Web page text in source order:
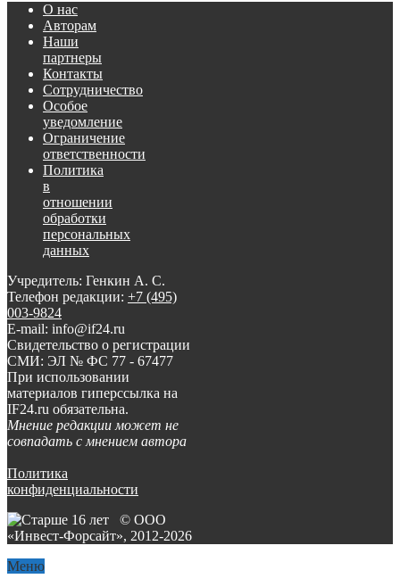
О нас
Авторам
Наши
партнеры
Контакты
Сотрудничество
Особое
уведомление
Ограничение
ответственности
Политика
в
отношении
обработки
персональных
данных
Учредитель: Генкин А. С.
Телефон редакции: +7 (495)
003-9824
E-mail: info@if24.ru
Свидетельство о регистрации
СМИ: ЭЛ № ФС 77 - 67477
При использовании
материалов гиперссылка на
IF24.ru обязательна.
Мнение редакции может не
совпадать с мнением автора
Политика
конфиденциальности
© ООО
«Инвест-Форсайт», 2012-2026
Меню